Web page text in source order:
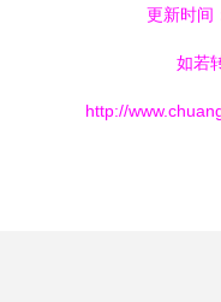
更新时间
如若
http://